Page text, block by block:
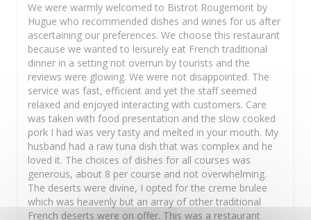
We were warmly welcomed to Bistrot Rougemont by
Hugue who recommended dishes and wines for us after
ascertaining our preferences. We choose this restaurant
because we wanted to leisurely eat French traditional
dinner in a setting not overrun by tourists and the
reviews were glowing. We were not disappointed. The
service was fast, efficient and yet the staff seemed
relaxed and enjoyed interacting with customers. Care
was taken with food presentation and the slow cooked
pork I had was very tasty and melted in your mouth. My
husband had a raw tuna dish that was complex and he
loved it. The choices of dishes for all courses was
generous, about 8 per course and not overwhelming.
The deserts were divine, I opted for the creme brulee
which was heavenly but an array of other traditional
French deserts were on offer. This was a restaurant